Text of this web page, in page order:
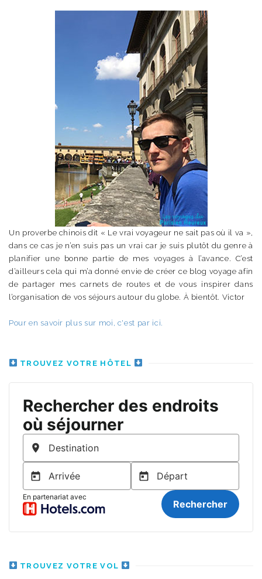
Un proverbe chinois dit « Le vrai voyageur ne sait pas où il va »,
dans ce cas je n’en suis pas un vrai car je suis plutôt du genre à
planifier une bonne partie de mes voyages à l’avance. C’est
d’ailleurs cela qui m’a donné envie de créer ce blog voyage afin
de partager mes carnets de routes et de vous inspirer dans
l’organisation de vos séjours autour du globe. À bientôt. Victor
Pour en savoir plus sur moi, c'est par ici.
TROUVEZ VOTRE HÔTEL
TROUVEZ VOTRE VOL